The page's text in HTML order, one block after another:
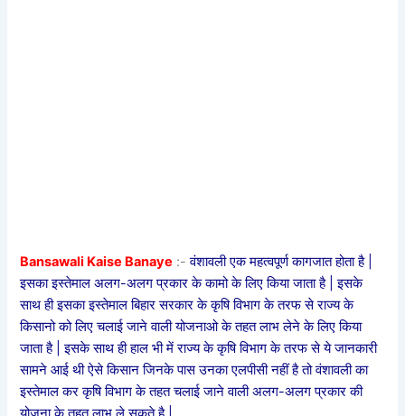
Bansawali Kaise Banaye :-वंशावली एक महत्वपूर्ण कागजात होता है |
इसका इस्तेमाल अलग-अलग प्रकार के कामो के लिए किया जाता है | इसके
साथ ही इसका इस्तेमाल बिहार सरकार के कृषि विभाग के तरफ से राज्य के
किसानो को लिए चलाई जाने वाली योजनाओ के तहत लाभ लेने के लिए किया
जाता है | इसके साथ ही हाल भी में राज्य के कृषि विभाग के तरफ से ये जानकारी
सामने आई थी ऐसे किसान जिनके पास उनका एलपीसी नहीं है तो वंशावली का
इस्तेमाल कर कृषि विभाग के तहत चलाई जाने वाली अलग-अलग प्रकार की